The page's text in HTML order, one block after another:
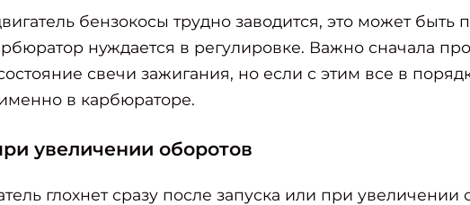
бензокосы трудно заводится, это может
нуждается в регулировке. Важно сначала
свечи зажигания, но если с этим все в
в карбюраторе.
увеличении оборотов
глохнет сразу после запуска или при увеличении